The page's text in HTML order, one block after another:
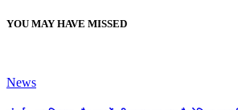
YOU MAY HAVE MISSED
News